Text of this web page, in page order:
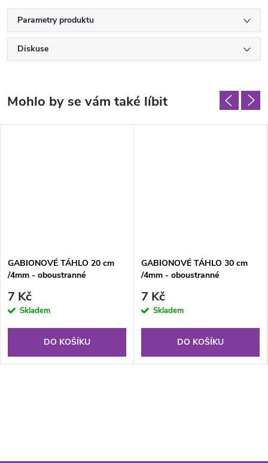
Parametry produktu
Diskuse
GABIONOVÉ TÁHLO 20 cm
/4mm - oboustranné
7 Kč
Skladem
DO KOŠÍKU
GABIONOVÉ TÁHLO 30 cm
/4mm - oboustranné
7 Kč
Skladem
DO KOŠÍKU